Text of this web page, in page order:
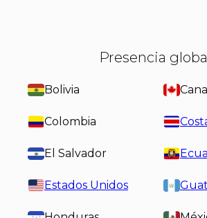
Presencia
Bolivia
Colombia
El Salvador
Estados Unidos